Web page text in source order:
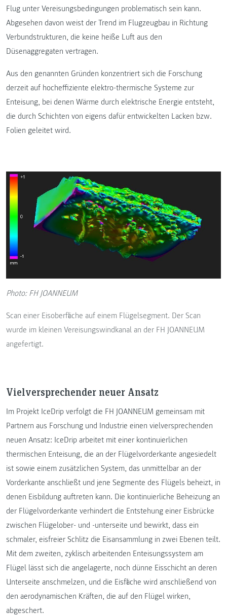
Flug unter Vereisungsbedingungen problematisch sein kann.
Abgesehen davon weist der Trend im Flugzeugbau in Richtung
Verbundstrukturen, die keine heiße Luft aus den
Düsenaggregaten vertragen.
Aus den genannten Gründen konzentriert sich die Forschung
derzeit auf hocheffiziente elektro-thermische Systeme zur
Enteisung, bei denen Wärme durch elektrische Energie entsteht,
die durch Schichten von eigens dafür entwickelten Lacken bzw.
Folien geleitet wird.
Photo: FH JOANNEUM
Scan einer Eisoberfläche auf einem Flügelsegment. Der Scan
wurde im kleinen Vereisungswindkanal an der FH JOANNEUM
angefertigt.
Vielversprechender neuer Ansatz
Im Projekt IceDrip verfolgt die FH JOANNEUM gemeinsam mit
Partnern aus Forschung und Industrie einen vielversprechenden
neuen Ansatz: IceDrip arbeitet mit einer kontinuierlichen
thermischen Enteisung, die an der Flügelvorderkante angesiedelt
ist sowie einem zusätzlichen System, das unmittelbar an der
Vorderkante anschließt und jene Segmente des Flügels beheizt, in
denen Eisbildung auftreten kann. Die kontinuierliche Beheizung an
der Flügelvorderkante verhindert die Entstehung einer Eisbrücke
zwischen Flügelober- und -unterseite und bewirkt, dass ein
schmaler, eisfreier Schlitz die Eisansammlung in zwei Ebenen teilt.
Mit dem zweiten, zyklisch arbeitenden Enteisungssystem am
Flügel lässt sich die angelagerte, noch dünne Eisschicht an deren
Unterseite anschmelzen, und die Eisfläche wird anschließend von
den aerodynamischen Kräften, die auf den Flügel wirken,
abgeschert.